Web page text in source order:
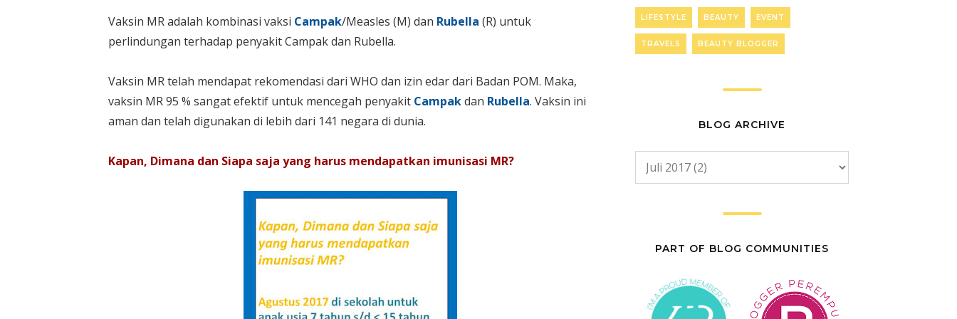
Vaksin MR adalah kombinasi vaksi Campak/Measles (M) dan Rubella (R) untuk
perlindungan terhadap penyakit Campak dan Rubella.
Vaksin MR telah mendapat rekomendasi dari WHO dan izin edar dari Badan POM. Maka,
vaksin MR 95 % sangat efektif untuk mencegah penyakit Campakdan Rubella. Vaksin ini
aman dan telah digunakan di lebih dari 141 negara di dunia.
Kapan, Dimana dan Siapa saja yang harus mendapatkan imunisasi MR?
LIFESTYLE BEAUTY EVENT
TRAVELS BEAUTY BLOGGER
BLOG ARCHIVE
PART OF BLOG COMMUNITIES